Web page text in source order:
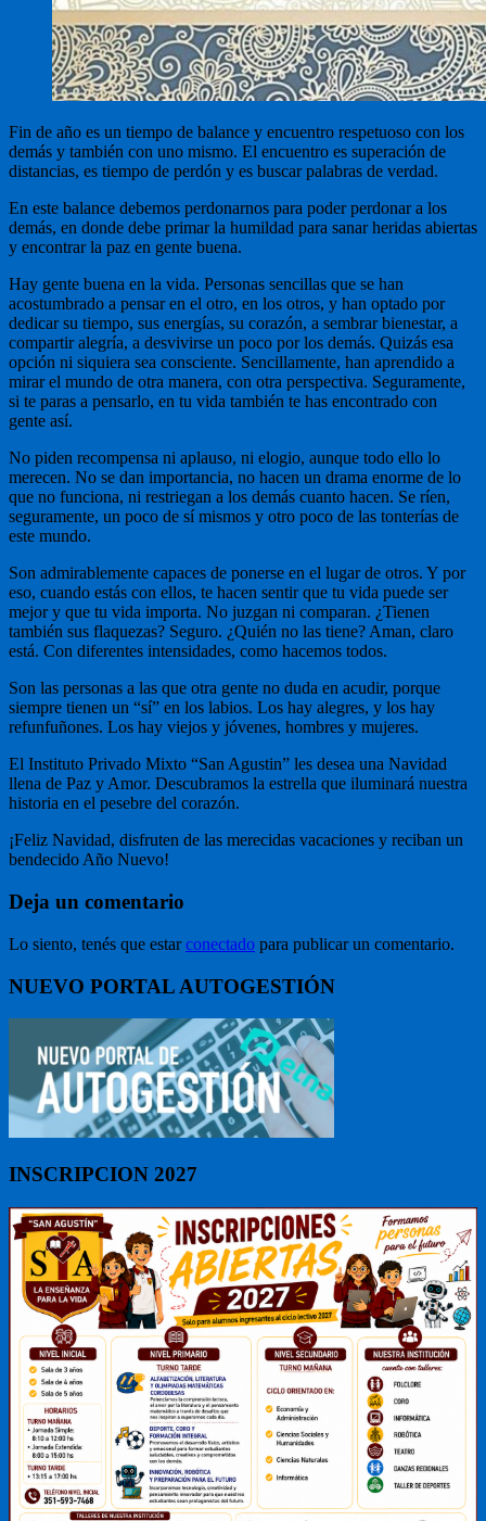
Fin de año es un tiempo de balance y encuentro respetuoso con los
demás y también con uno mismo. El encuentro es superación de
distancias, es tiempo de perdón y es buscar palabras de verdad.
En este balance debemos perdonarnos para poder perdonar a los
demás, en donde debe primar la humildad para sanar heridas abiertas
y encontrar la paz en gente buena.
Hay gente buena en la vida. Personas sencillas que se han
acostumbrado a pensar en el otro, en los otros, y han optado por
dedicar su tiempo, sus energías, su corazón, a sembrar bienestar, a
compartir alegría, a desvivirse un poco por los demás. Quizás esa
opción ni siquiera sea consciente. Sencillamente, han aprendido a
mirar el mundo de otra manera, con otra perspectiva. Seguramente,
si te paras a pensarlo, en tu vida también te has encontrado con
gente así.
No piden recompensa ni aplauso, ni elogio, aunque todo ello lo
merecen. No se dan importancia, no hacen un drama enorme de lo
que no funciona, ni restriegan a los demás cuanto hacen. Se ríen,
seguramente, un poco de sí mismos y otro poco de las tonterías de
este mundo.
Son admirablemente capaces de ponerse en el lugar de otros. Y por
eso, cuando estás con ellos, te hacen sentir que tu vida puede ser
mejor y que tu vida importa. No juzgan ni comparan. ¿Tienen
también sus flaquezas? Seguro. ¿Quién no las tiene? Aman, claro
está. Con diferentes intensidades, como hacemos todos.
Son las personas a las que otra gente no duda en acudir, porque
siempre tienen un “sí” en los labios. Los hay alegres, y los hay
refunfuñones. Los hay viejos y jóvenes, hombres y mujeres.
El Instituto Privado Mixto “San Agustin” les desea una Navidad
llena de Paz y Amor. Descubramos la estrella que iluminará nuestra
historia en el pesebre del corazón.
¡Feliz Navidad, disfruten de las merecidas vacaciones y reciban un
bendecido Año Nuevo!
Deja un comentario
Lo siento, tenés que estarconectado para publicar un comentario.
NUEVO PORTAL AUTOGESTIÓN
INSCRIPCION 2027